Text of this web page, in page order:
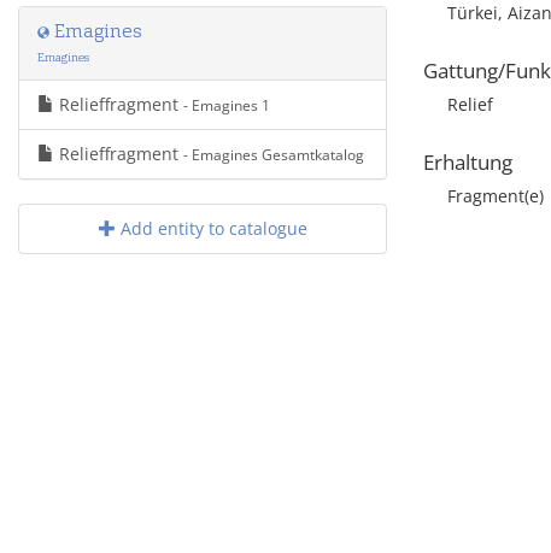
Emagines
Emagines
Relieffragment - Emagines 1
Relieffragment - Emagines Gesamtkatalog
Add entity to catalogue
Türkei,
Gattung/
Relief
Erhaltung
Fragment(e)